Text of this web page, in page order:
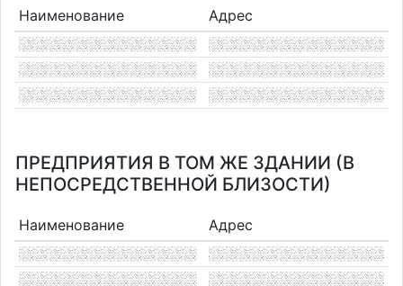
Наименование Адрес
ПРЕДПРИЯТИЯ В ТОМ ЖЕ ЗДАНИИ (В
НЕПОСРЕДСТВЕННОЙ БЛИЗОСТИ)
Наименование Адрес